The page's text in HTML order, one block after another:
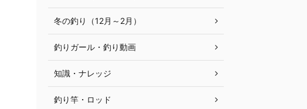
冬の釣り（12月～2月）
釣りガール・釣り動画
知識・ナレッジ
釣り竿・ロッド